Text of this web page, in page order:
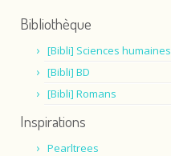
Bibliothèque
[Bibli] Sciences humaines
[Bibli] BD
[Bibli] Romans
Inspirations
Pearltrees